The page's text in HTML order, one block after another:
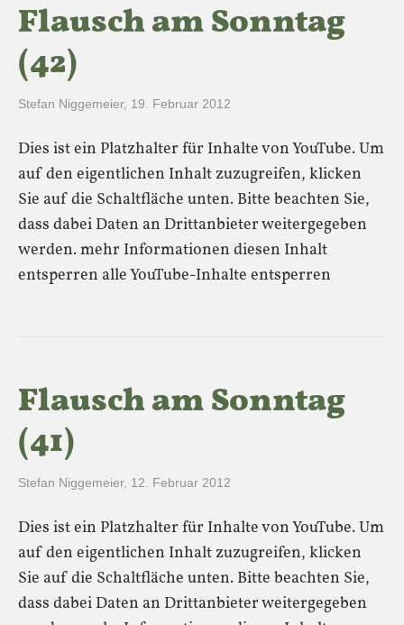
Flausch am Sonntag
(42)
Stefan Niggemeier, 19. Februar 2012
Dies ist ein Platzhalter für Inhalte von YouTube. Um
auf den eigentlichen Inhalt zuzugreifen, klicken
Sie auf die Schaltfläche unten. Bitte beachten Sie,
dass dabei Daten an Drittanbieter weitergegeben
werden. mehr Informationen diesen Inhalt
entsperren alle YouTube-Inhalte entsperren
Flausch am Sonntag
(41)
Stefan Niggemeier, 12. Februar 2012
Dies ist ein Platzhalter für Inhalte von YouTube. Um
auf den eigentlichen Inhalt zuzugreifen, klicken
Sie auf die Schaltfläche unten. Bitte beachten Sie,
dass dabei Daten an Drittanbieter weitergegeben